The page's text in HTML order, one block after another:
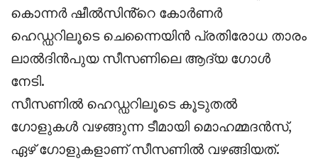
കൊന്നർ ഷീൽസിൻ്റെ കോർണർ
ഹെഡ്ഡറിലൂടെ ചെന്നൈയിൻ പ്രതിരോധ താരം
ലാൽദിൻപുയ സീസണിലെ ആദ്യ ഗോൾ
നേടി.
സീസണിൽ ഹെഡ്ഡറിലൂടെ കൂടുതൽ
ഗോളുകൾ വഴങ്ങുന്ന ടീമായി മൊഹമ്മദൻസ്,
ഏഴ് ഗോളുകളാണ് സീസണിൽ വഴങ്ങിയത്.